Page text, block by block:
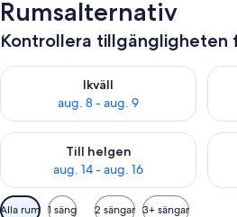
Rumsalternativ
Kontrollera tillgängligheten
Ikväll
aug. 8 - aug. 9
Kontrollera tillgängligheten för ikväll
Till helgen
aug. 14 - aug. 16
Kontrollera tillgängligheten för den
Tillgängliga
Alla rum 1 säng 2 sängar 3+ sängar